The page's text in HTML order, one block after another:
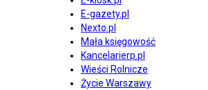
E-gazety.pl
Nexto.pl
Mała księgowość
Kancelarierp.pl
Wieści Rolnicze
Życie Warszawy